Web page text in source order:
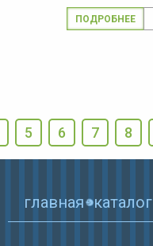
ПОДРОБНЕЕ
5 6 7 8
главная каталог